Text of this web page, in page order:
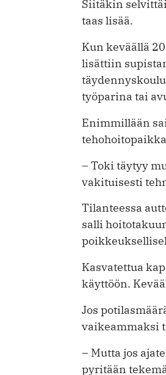
Siitäkin
taas lisää.
Kun keväällä
lisättiin
työparina tai
Enimmillään
– Toki täytyy
vakituisesti
Tilanteessa
salli
Kasvatettua
käyttöön.
Jos
vaikeammaksi
– Mutta jos
pyritään